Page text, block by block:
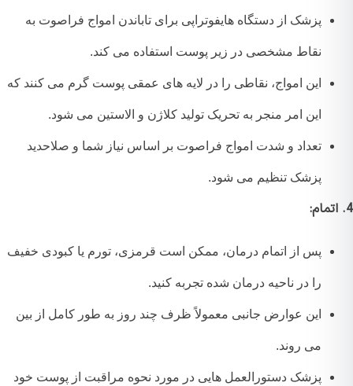
پزشک از دستگاه هایفوتراپی برای تاباندن امواج فراصوت به
نقاط مشخصی در زیر پوست استفاده می کند.
این امواج، نقاطی را در لایه های عمقی پوست گرم می کنند که
این امر منجر به تحریک تولید کلاژن و الاستین می شود.
تعداد و شدت امواج فراصوت بر اساس نیاز شما و صلاحدید
پزشک تنظیم می شود.
پس از اتمام درمان، ممکن است قرمزی، تورم یا کبودی خفیف
را در ناحیه درمان شده تجربه کنید.
این عوارض جانبی معمولاً ظرف چند روز به طور کامل از بین
می روند.
پزشک دستورالعمل هایی در مورد نحوه مراقبت از پوست خود